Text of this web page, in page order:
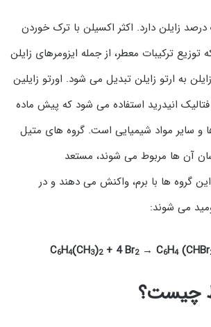
زایلن دارد. اکثر اکسیلن با ترک خوردن
ترکیبات معطر، از جمله ایزومرهای زایلن
به ارتو زایلن تبدیل می شود. اورتو زایلین
انیدرید استفاده می شود که پیش ماده
و سایر مواد شیمیایی است. گروه های متیل
آن ها مربوط می شوند، مستعد
گروه ها با برم، واکنش می دهند و در
می شوند:
C6H4(CH3)2+ 4 Br2→ C6H4(CHBr
چیست؟